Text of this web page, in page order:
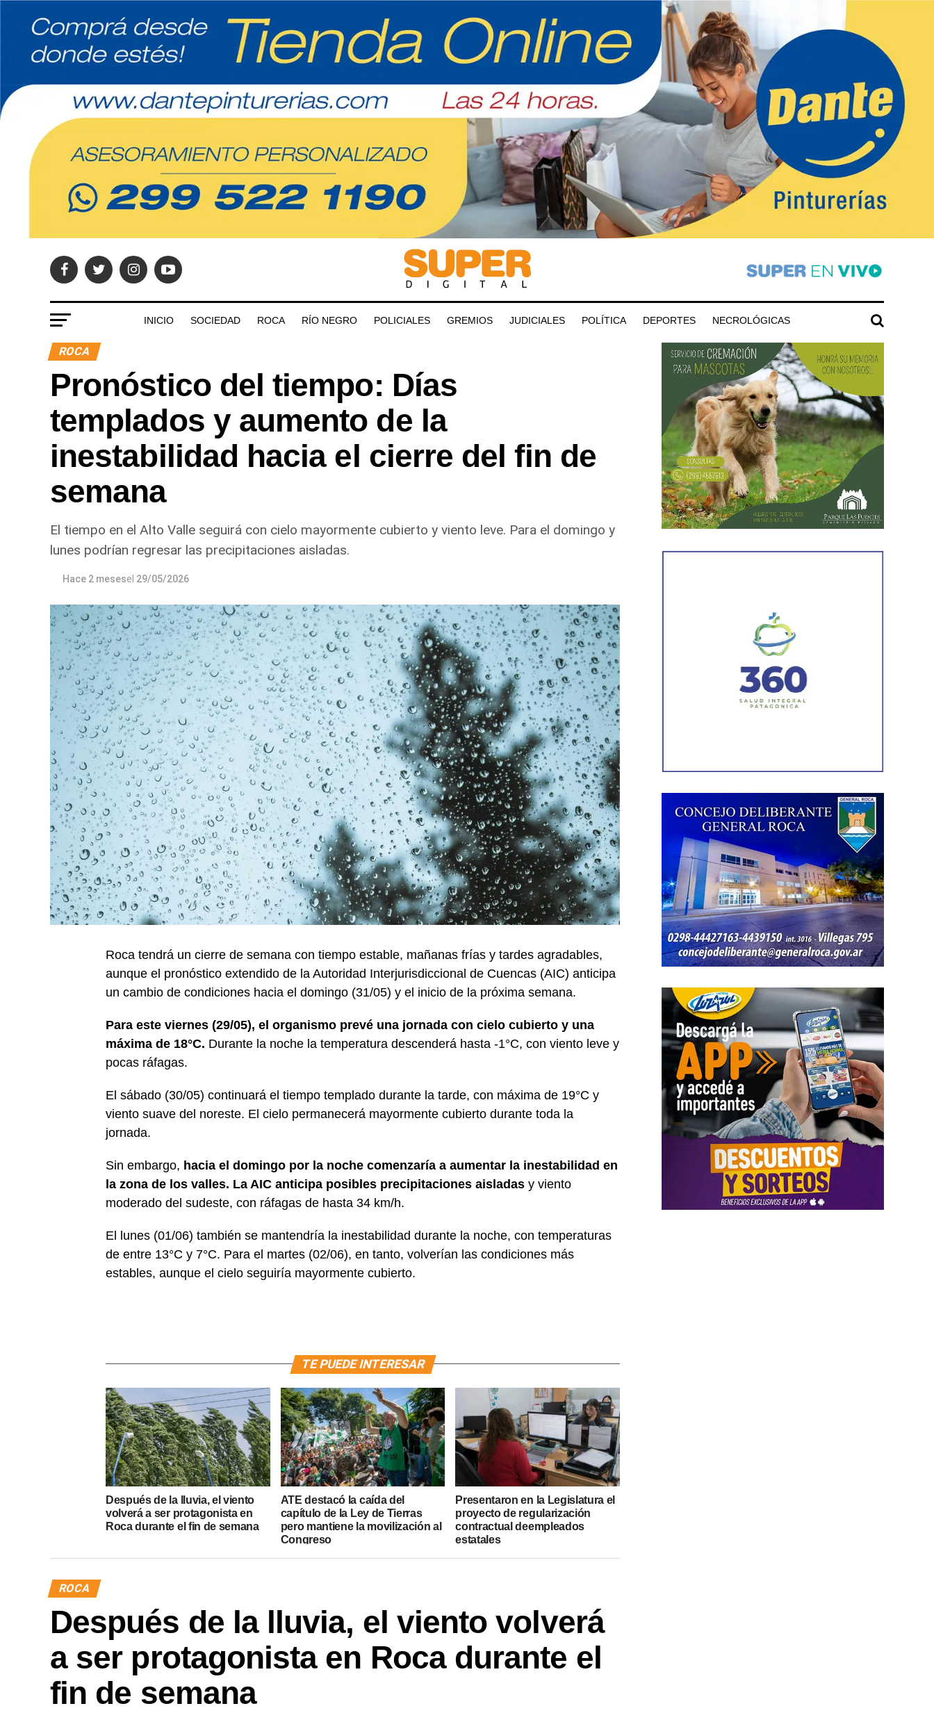
INICIO SOCIEDAD ROCA RÍO NEGRO POLICIALES GREMIOS JUDICIALES POLÍTICA DEPORTES NECROLÓGICAS
ROCA
Pronóstico del tiempo: Días
templados y aumento de la
inestabilidad hacia el cierre del fin de
semana
El tiempo en el Alto Valle seguirá con cielo mayormente cubierto y viento leve. Para el domingo y
lunes podrían regresar las precipitaciones aisladas.
Hace 2 mesesel 29/05/2026
Roca tendrá un cierre de semana con tiempo estable, mañanas frías y tardes agradables,
aunque el pronóstico extendido de la Autoridad Interjurisdiccional de Cuencas (AIC) anticipa
un cambio de condiciones hacia el domingo (31/05) y el inicio de la próxima semana.
Para este viernes (29/05), el organismo prevé una jornada con cielo cubierto y una
máxima de 18°C. Durante la noche la temperatura descenderá hasta -1°C, con viento leve y
pocas ráfagas.
El sábado (30/05) continuará el tiempo templado durante la tarde, con máxima de 19°C y
viento suave del noreste. El cielo permanecerá mayormente cubierto durante toda la
jornada.
Sin embargo, hacia el domingo por la noche comenzaría a aumentar la inestabilidad en
la zona de los valles. La AIC anticipa posibles precipitaciones aisladas y viento
moderado del sudeste, con ráfagas de hasta 34 km/h.
El lunes (01/06) también se mantendría la inestabilidad durante la noche, con temperaturas
de entre 13°C y 7°C. Para el martes (02/06), en tanto, volverían las condiciones más
estables, aunque el cielo seguiría mayormente cubierto.
TE PUEDE INTERESAR
Después de la lluvia, el viento
volverá a ser protagonista en
Roca durante el fin de semana
ATE destacó la caída del
capítulo de la Ley de Tierras
pero mantiene la movilización al
Congreso
Presentaron en la Legislatura el
proyecto de regularización
contractual deempleados
estatales
ROCA
Después de la lluvia, el viento volverá
a ser protagonista en Roca durante el
fin de semana